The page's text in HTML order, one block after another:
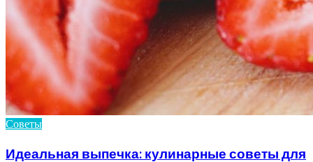
Советы
Идеальная выпечка: кулинарные советы для